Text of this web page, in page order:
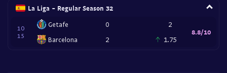
La Liga - Regular Season 32
10
15
Getafe
Barcelona
0
2
2
1.75
8.8/10